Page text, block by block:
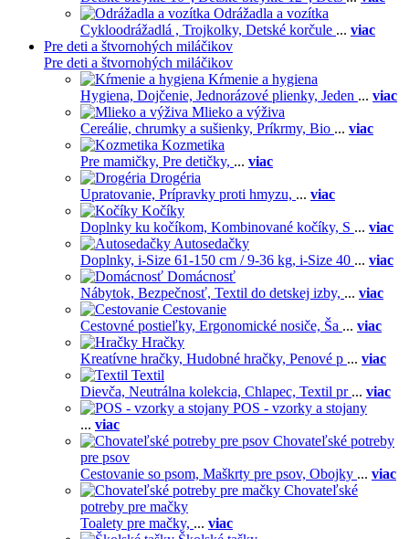
Odrážadla a vozítka
Cykloodrážadlá , Trojkolky, Detské korčule ... viac
Pre deti a štvornohých miláčikov
Pre deti a štvornohých miláčikov
Kŕmenie a hygiena
Hygiena, Dojčenie, Jednorázové plienky, Jeden ... viac
Mlieko a výživa
Cereálie, chrumky a sušienky, Príkrmy, Bio ... viac
Kozmetika
Pre mamičky, Pre detičky, ... viac
Drogéria
Upratovanie, Prípravky proti hmyzu, ... viac
Kočíky
Doplnky ku kočíkom, Kombinované kočíky, S ... viac
Autosedačky
Doplnky, i-Size 61-150 cm / 9-36 kg, i-Size 40 ... viac
Domácnosť
Nábytok, Bezpečnosť, Textil do detskej izby, ... viac
Cestovanie
Cestovné postieľky, Ergonomické nosiče, Ša ... viac
Hračky
Kreatívne hračky, Hudobné hračky, Penové p ... viac
Textil
Dievča, Neutrálna kolekcia, Chlapec, Textil pr ... viac
POS - vzorky a stojany
... viac
Chovateľské potreby
pre psov
Cestovanie so psom, Maškrty pre psov, Obojky ... viac
Chovateľské
potreby pre mačky
Toalety pre mačky, ... viac